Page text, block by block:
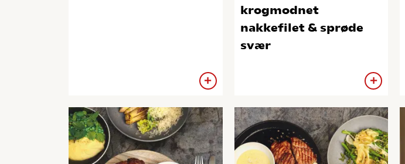
krogmodnet
nakkefilet & sprøde
svær